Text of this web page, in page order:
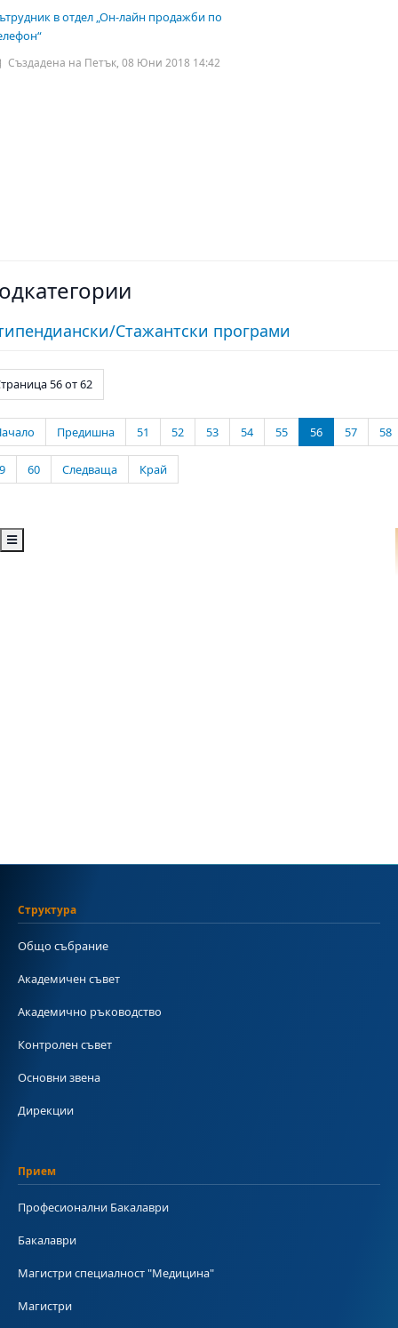
в отдел „Он-лайн продажби по
Създадена на Петък, 08 Юни 2018 14:42
Стажантски програми
56 от 62
Предишна 51 52 53 54 55 56 57 58
60 Следваща Край
Структура
Общо събрание
Академичен съвет
Академично ръководство
Контролен съвет
Основни звена
Дирекции
Прием
Професионални Бакалаври
Бакалаври
Магистри специалност "Медицина"
Магистри